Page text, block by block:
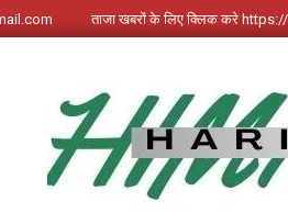
ताजा खबरों के लिए क्लिक करे